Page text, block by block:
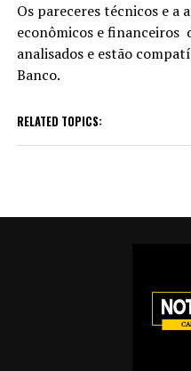
Os pareceres técnicos e a
econômicos e financeiros
analisados e estão
Banco.
RELATED TOPICS: